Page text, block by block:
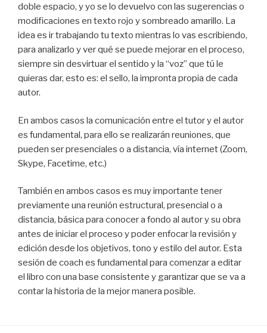
doble espacio, y yo se lo devuelvo con las sugerencias o
modificaciones en texto rojo y sombreado amarillo. La
idea es ir trabajando tu texto mientras lo vas escribiendo,
para analizarlo y ver qué se puede mejorar en el proceso,
siempre sin desvirtuar el sentido y la “voz” que tú le
quieras dar, esto es: el sello, la impronta propia de cada
autor.
En ambos casos la comunicación entre el tutor y el autor
es fundamental, para ello se realizarán reuniones, que
pueden ser presenciales o a distancia, vía internet (Zoom,
Skype, Facetime, etc.)
También en ambos casos es muy importante tener
previamente una reunión estructural, presencial o a
distancia, básica para conocer a fondo al autor y su obra
antes de iniciar el proceso y poder enfocar la revisión y
edición desde los objetivos, tono y estilo del autor. Esta
sesión de coach es fundamental para comenzar a editar
el libro con una base consistente y garantizar que se va a
contar la historia de la mejor manera posible.